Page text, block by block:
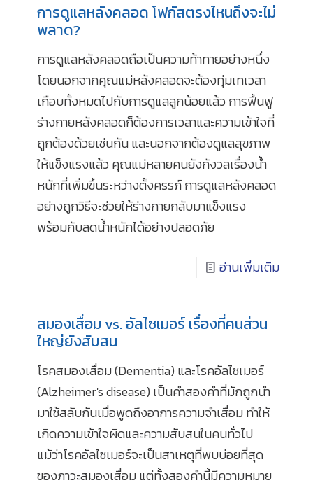
การดูแลหลังคลอด โฟกัสตรงไหนถึงจะไม่
พลาด?
การดูแลหลังคลอดถือเป็นความท้าทายอย่างหนึ่ง
โดยนอกจากคุณแม่หลังคลอดจะต้องทุ่มเทเวลา
เกือบทั้งหมดไปกับการดูแลลูกน้อยแล้ว การฟื้นฟู
ร่างกายหลังคลอดก็ต้องการเวลาและความเข้าใจที่
ถูกต้องด้วยเช่นกัน และนอกจากต้องดูแลสุขภาพ
ให้แข็งแรงแล้ว คุณแม่หลายคนยังกังวลเรื่องน้ำ
หนักที่เพิ่มขึ้นระหว่างตั้งครรภ์ การดูแลหลังคลอด
อย่างถูกวิธีจะช่วยให้ร่างกายกลับมาแข็งแรง
พร้อมกับลดน้ำหนักได้อย่างปลอดภัย
อ่านเพิ่มเติม
สมองเสื่อม vs. อัลไซเมอร์ เรื่องที่คนส่วน
ใหญ่ยังสับสน
โรคสมองเสื่อม (Dementia) และโรคอัลไซเมอร์
(Alzheimer's disease) เป็นคำสองคำที่มักถูกนำ
มาใช้สลับกันเมื่อพูดถึงอาการความจำเสื่อม ทำให้
เกิดความเข้าใจผิดและความสับสนในคนทั่วไป
แม้ว่าโรคอัลไซเมอร์จะเป็นสาเหตุที่พบบ่อยที่สุด
ของภาวะสมองเสื่อม แต่ทั้งสองคำนี้มีความหมาย